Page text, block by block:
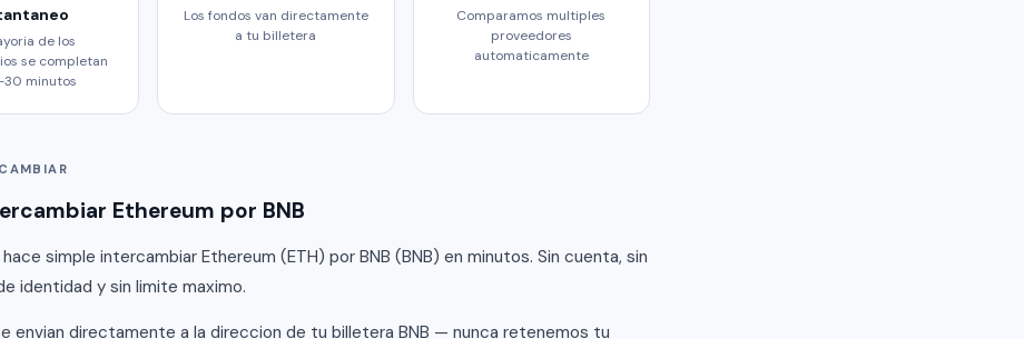
de los
se completan
30 minutos
Los fondos van directamente
a tu billetera
Comparamos multiples
proveedores
automaticamente
Ethereum por BNB
simple intercambiar Ethereum (ETH) por BNB (BNB) en minutos. Sin cuenta, sin
identidad y sin limite maximo.
envian directamente a la direccion de tu billetera BNB — nunca retenemos tu